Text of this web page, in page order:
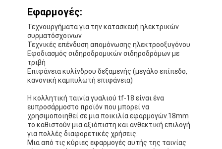
Ταινία αγωγών υφασμάτων
Το διπλάσιο πλαισίωσε την κολλητική ταινία
Κολλητική ταινία της PET
Ρίψη επένδυσης ακρίβειας
Ηλεκτρική πίνακα μόνωσης
Εφαρμογές:
Τεχνουργήματα για την κατασκευή ηλεκτρικών
συρματόσχοινων
Τεχνικές επένδυση απομόνωσης ηλεκτροοξυγόνου
Εφοδιασμός σιδηροδρομικών σιδηροδρόμων με
τριβή
Επιφάνεια κυλίνδρου δεξαμενής (μεγάλο επίπεδο,
κανονική καμπυλωτή επιφάνεια)
Η κολλητική ταινία γυαλιού tf-18 είναι ένα
ευπροσάρμοστο προϊόν που μπορεί να
χρησιμοποιηθεί σε μια ποικιλία εφαρμογών.18mm
το καθιστούν μια αξιόπιστη και ανθεκτική επιλογή
για πολλές διαφορετικές χρήσεις.
Μια από τις κύριες εφαρμογές αυτής της ταινίας